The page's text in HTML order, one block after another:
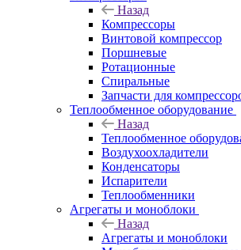
Назад
Компрессоры
Винтовой компрессор
Поршневые
Ротационные
Спиральные
Запчасти для
Теплообменное оборудование
Назад
Теплообменное
Воздухоохладители
Конденсаторы
Испарители
Теплообменники
Агрегаты и моноблоки
Назад
Агрегаты и моноблоки